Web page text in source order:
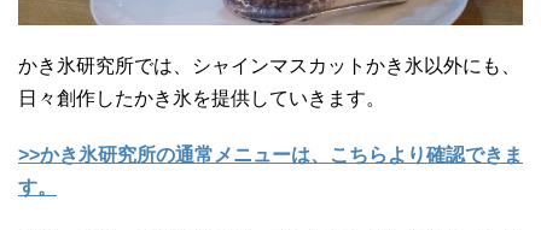
かき氷研究所では、シャインマスカットかき氷以外にも、
日々創作したかき氷を提供していきます。
>>かき氷研究所の通常メニューは、こちらより確認できま
す。